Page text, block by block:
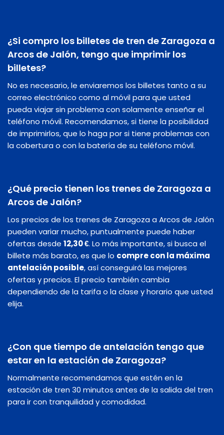
¿Si compro los billetes de tren de Zaragoza a
Arcos de Jalón, tengo que imprimir los
billetes?
No es necesario, le enviaremos los billetes tanto a su
correo electrónico como al móvil para que usted
pueda viajar sin problema con solamente enseñar el
teléfono móvil. Recomendamos, si tiene la posibilidad
de imprimirlos, que lo haga por si tiene problemas con
la cobertura o con la batería de su teléfono móvil.
¿Qué precio tienen los trenes de Zaragoza a
Arcos de Jalón?
Los precios de los trenes de Zaragoza a Arcos de Jalón
pueden variar mucho, puntualmente puede haber
ofertas desde 12,30 €. Lo más importante, si busca el
billete más barato, es que lo compre con la máxima
antelación posible, así conseguirá las mejores
ofertas y precios. El precio también cambia
dependiendo de la tarifa o la clase y horario que usted
elija.
¿Con que tiempo de antelación tengo que
estar en la estación de Zaragoza?
Normalmente recomendamos que estén en la
estación de tren 30 minutos antes de la salida del tren
para ir con tranquilidad y comodidad.